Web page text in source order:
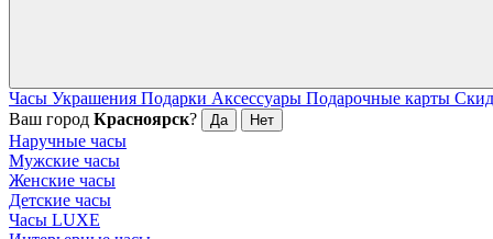
Часы Украшения Подарки Аксессуары Подарочные карты
Ваш город Красноярск? Да Нет
Наручные часы
Мужские часы
Женские часы
Детские часы
Часы LUXE